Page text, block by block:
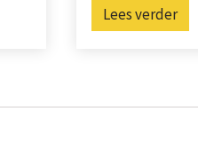
Lees verder